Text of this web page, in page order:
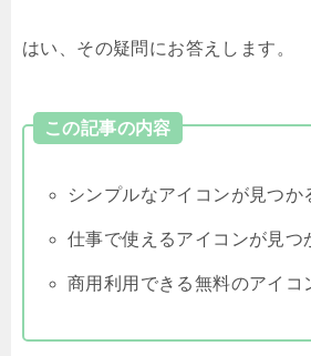
はい、その疑問にお答えします。
この記事の内容
シンプルなアイコンが見つか
仕事で使えるアイコンが見つ
商用利用できる無料のアイコ